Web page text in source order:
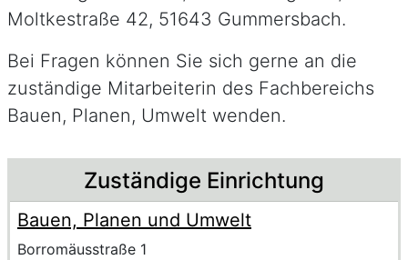
Moltkestraße 42, 51643 Gummersbach.
Bei Fragen können Sie sich gerne an die
zuständige Mitarbeiterin des Fachbereichs
Bauen, Planen, Umwelt wenden.
Beschreibung
Zuständige Einrichtung
Name der Einrichtung
Bauen, Planen und Umwelt
Anschrift der Einrichtung
Strasse und Hausnummer
Borromäusstraße 1